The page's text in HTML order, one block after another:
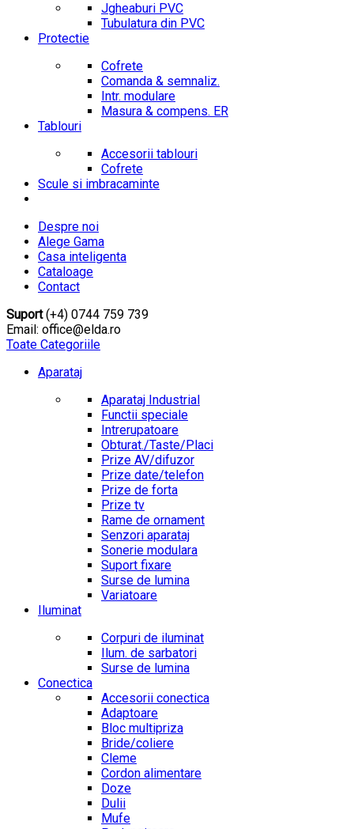
Jgheaburi PVC
Tubulatura din PVC
Protectie
Cofrete
Comanda & semnaliz.
Intr. modulare
Masura & compens. ER
Tablouri
Accesorii tablouri
Cofrete
Scule si imbracaminte
Despre noi
Alege Gama
Casa inteligenta
Cataloage
Contact
Suport(+4) 0744 759 739
Email: office@elda.ro
Toate Categoriile
Aparataj
Aparataj Industrial
Functii speciale
Intrerupatoare
Obturat./Taste/Placi
Prize AV/difuzor
Prize date/telefon
Prize de forta
Prize tv
Rame de ornament
Senzori aparataj
Sonerie modulara
Suport fixare
Surse de lumina
Variatoare
Iluminat
Corpuri de iluminat
Ilum. de sarbatori
Surse de lumina
Conectica
Accesorii conectica
Adaptoare
Bloc multipriza
Bride/coliere
Cleme
Cordon alimentare
Doze
Dulii
Mufe